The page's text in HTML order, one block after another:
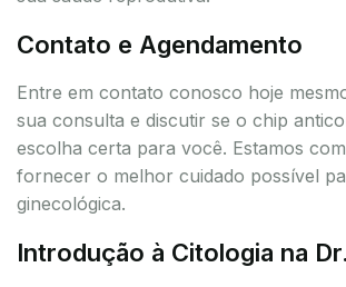
Contato e Agendamento
Entre em contato conosco hoje
sua consulta e discutir se o chip
escolha certa para você. Estamos
fornecer o melhor cuidado possível
ginecológica.
Introdução à Citologia na